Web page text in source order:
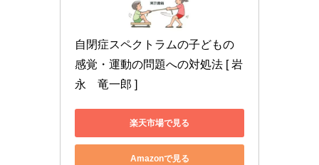
自閉症スペクトラムの子どもの
感覚・運動の問題への対処法 [ 岩
永　竜一郎 ]
楽天市場で見る
Amazonで見る